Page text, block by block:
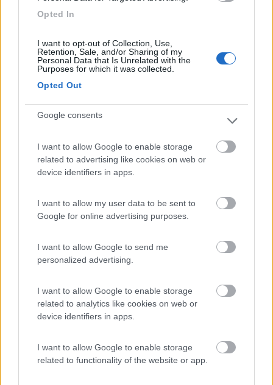
Opted In
I want to opt-out of Collection, Use,
Retention, Sale, and/or Sharing of my
Personal Data that Is Unrelated with the
Purposes for which it was collected.
Opted Out
Google consents
I want to allow Google to enable storage
related to advertising like cookies on web or
device identifiers in apps.
I want to allow my user data to be sent to
Google for online advertising purposes.
I want to allow Google to send me
personalized advertising.
I want to allow Google to enable storage
related to analytics like cookies on web or
device identifiers in apps.
I want to allow Google to enable storage
related to functionality of the website or app.
Camping medio-piccolo dall'ottimo rapporto
si ferma un po' pure meno: in zona non si trova di
meglio), atmosfera familiare e alla mano, pulito,
comodo (è tutto a portata, ha spiaggia privata
enorme di ghiaietta e sabbia, ristorante/pizzeria,
market un po' troppo mini, scarico camper,
a 5, campo bocce, etc.), molto ben ombreggiato.
Personale gentilissimo, se hai un'esigenza cercano
sempre di venirti incontro. Gite ed escursioni
pochini, nelle piazzole vicino alla ferrovia si
sentono treni fino a tardi, nelle piazzole vicino al
fino a dopo l'una. Comunque 8 stelle perché c'è
passione e amore per il proprio lavoro e questo fà
Accoglienza Caratteristiche Posizione
Prezzo
Pulizia
Punto ristoro Servizi